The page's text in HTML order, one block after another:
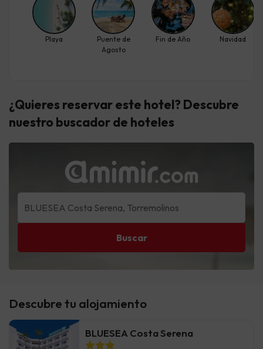
Descubre tu alojamiento
BLUESEA Costa Serena
Playa
Puente de
Agosto
Fin de Año Navidad
¿Quieres reservar este hotel? Descubre
nuestro buscador de hoteles
Buscar